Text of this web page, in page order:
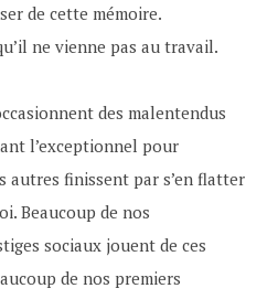
de cette mémoire.
ne vienne pas au travail.
des malentendus
l’exceptionnel pour
autres finissent par s’en flatter
Beaucoup de nos
sociaux jouent de ces
de nos premiers